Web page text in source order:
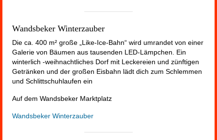
Wandsbeker Winterzauber
Die ca. 400 m² große „Like-Ice-Bahn“ wird umrandet von einer
Galerie von Bäumen aus tausenden LED-Lämpchen. Ein
winterlich -weihnachtliches Dorf mit Leckereien und zünftigen
Getränken und der großen Eisbahn lädt dich zum Schlemmen
und Schlittschuhlaufen ein
Auf dem Wandsbeker Marktplatz
Wandsbeker Winterzauber